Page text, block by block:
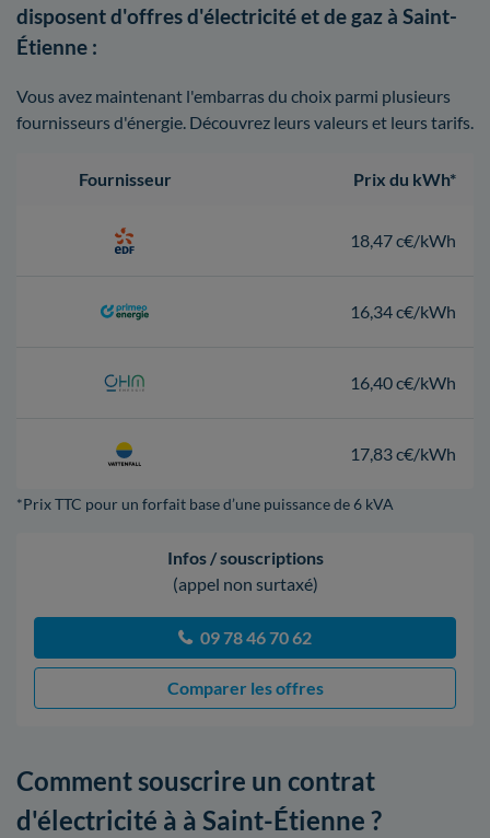
disposent d'offres d'électricité et de gaz à Saint-
Étienne :
Vous avez maintenant l'embarras du choix parmi plusieurs
fournisseurs d'énergie. Découvrez leurs valeurs et leurs tarifs.
Fournisseur Prix du kWh*
18,47 c€/kWh
16,34 c€/kWh
16,40 c€/kWh
17,83 c€/kWh
*Prix TTC pour un forfait base d’une puissance de 6 kVA
Infos / souscriptions
(appel non surtaxé)
09 78 46 70 62
Comparer les offres
Comment souscrire un contrat
d'électricité à à Saint-Étienne ?